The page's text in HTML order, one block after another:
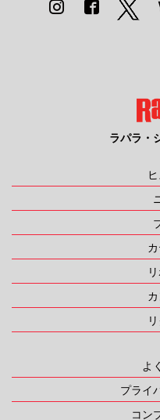
ラパラ・
よ
プライ
コン